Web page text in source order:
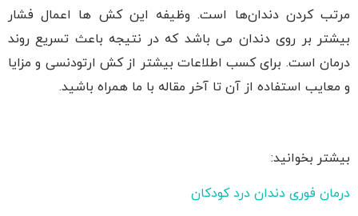
مرتب کردن دندان‌ها است. وظیفه این کش ها اعمال فشار
بیشتر بر روی دندان می باشد که در نتیجه باعث تسریع روند
درمان است. برای کسب اطلاعات بیشتر از کش ارتودنسی و مزایا
و معایب استفاده از آن تا آخر مقاله با ما همراه باشید.
بیشتر بخوانید:
درمان فوری دندان درد کودکان